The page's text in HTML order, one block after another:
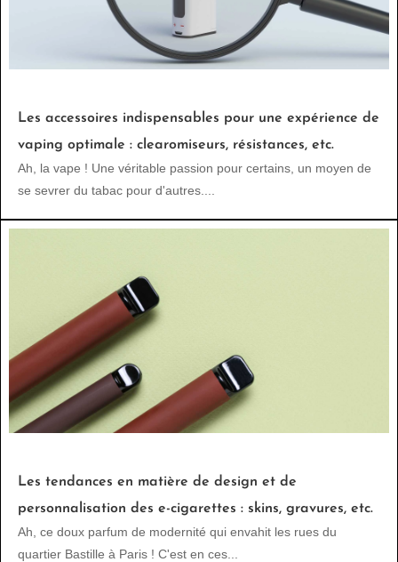
Les accessoires indispensables pour une expérience de
vaping optimale : clearomiseurs, résistances, etc.
Ah, la vape ! Une véritable passion pour certains, un moyen de
se sevrer du tabac pour d'autres....
Les tendances en matière de design et de
personnalisation des e-cigarettes : skins, gravures, etc.
Ah, ce doux parfum de modernité qui envahit les rues du
quartier Bastille à Paris ! C'est en ces...